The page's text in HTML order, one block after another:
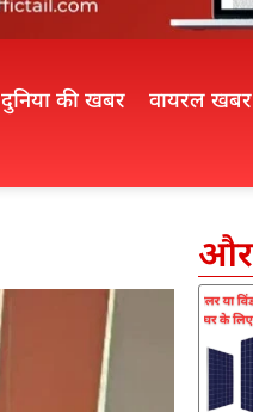
दुनिया की खबर वायरल खबर